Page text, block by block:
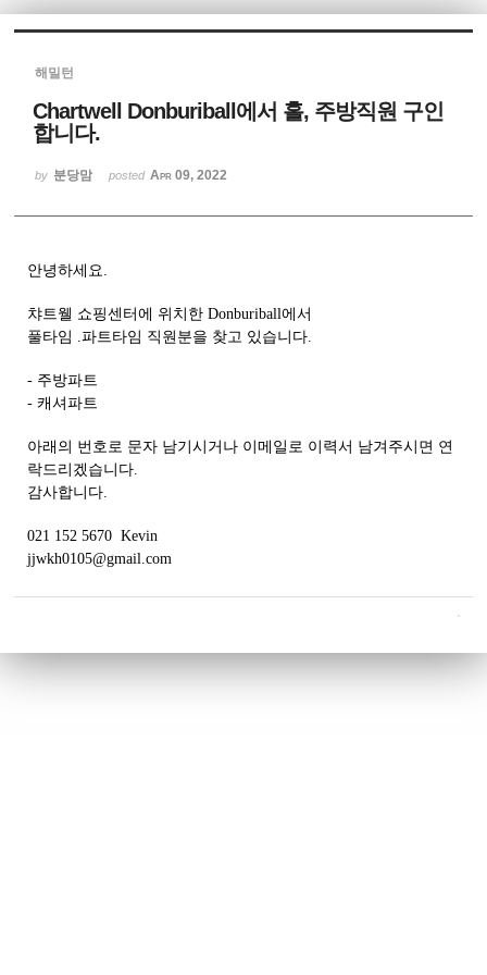
해밀턴
Chartwell Donburiball에서 홀, 주방직원 구인
합니다.
by 분당맘 posted Apr 09, 2022
안녕하세요.
챠트웰 쇼핑센터에 위치한 Donburiball에서
풀타임 .파트타임 직원분을 찾고 있습니다.
- 주방파트
- 캐셔파트
아래의 번호로 문자 남기시거나 이메일로 이력서 남겨주시면 연
락드리겠습니다.
감사합니다.
021 152 5670 Kevin
jjwkh0105@gmail.com
Sketchbook5, 스케치북5
Sketchbook5, 스케치북5